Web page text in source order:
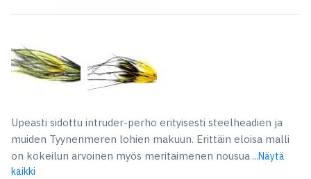
Upeasti sidottu intruder-perho erityisesti steelheadien ja
muiden Tyynenmeren lohien makuun. Erittäin eloisa malli
on kokeilun arvoinen myös meritaimenen nousua...Näytä
kaikki